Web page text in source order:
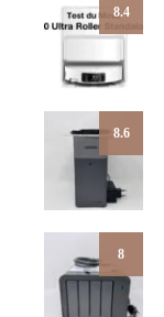
8.4
8.6
8